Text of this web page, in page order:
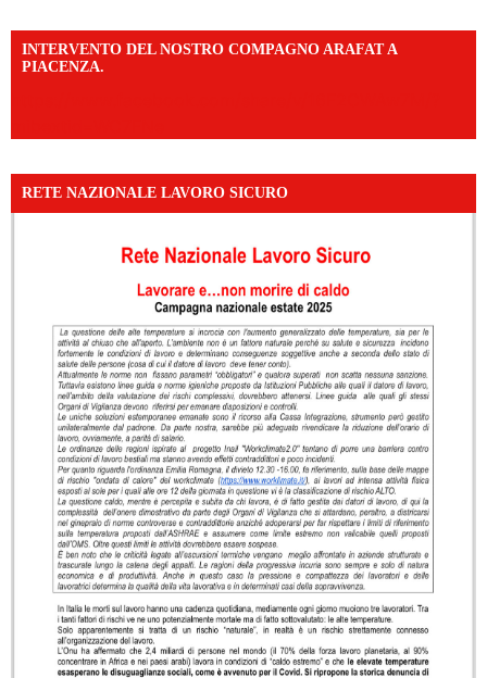
INTERVENTO DEL NOSTRO COMPAGNO ARAFAT A
PIACENZA.
RETE NAZIONALE LAVORO SICURO